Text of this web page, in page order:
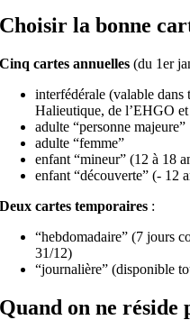
Choisir la bonne
Cinq cartes annuelles (du 1er
interfédérale (valable dans
Halieutique, de l’EHGO
adulte “personne majeure”
adulte “femme”
enfant “mineur” (12 à 18
enfant “découverte” (- 12
Deux cartes temporaires :
“hebdomadaire” (7 jours
31/12)
“journalière” (disponible
Quand on ne réside